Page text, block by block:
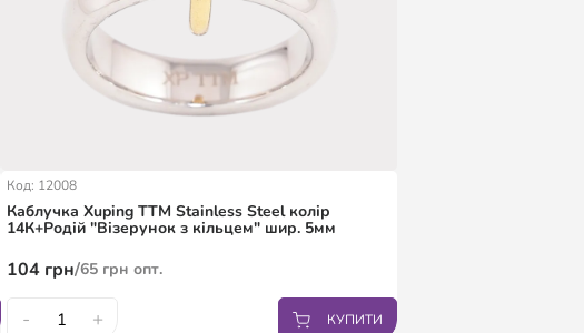
Код: 12008
Каблучка Xuping TTM Stainless Steel колір
14К+Родій "Візерунок з кільцем" шир. 5мм
104 грн/65 грн опт.
- + КУПИТИ